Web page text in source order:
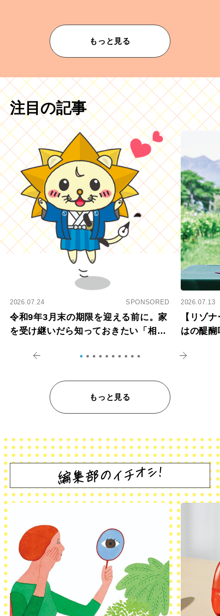
もっと見る
注目の記事
2026.07.24 SPONSORED
令和9年3月末の期限を迎える前に。家
を受け継いだら知っておきたい「相続
2026.07.13
【リゾ
はの醍
もっと見る